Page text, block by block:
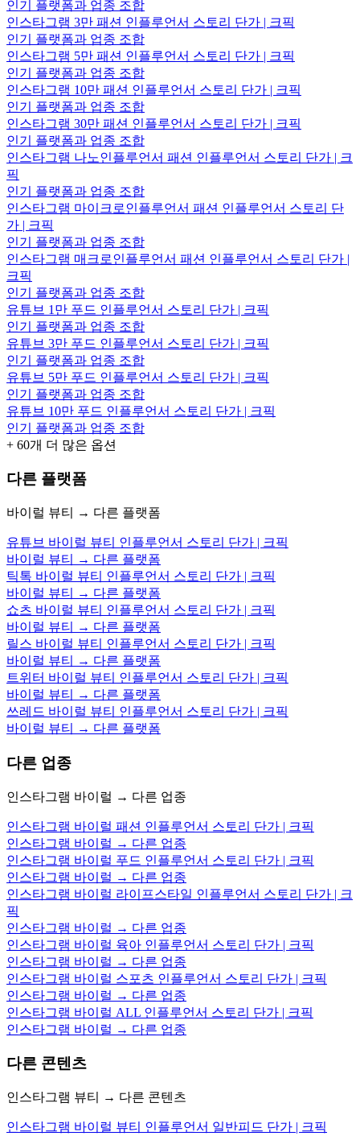
인기 플랫폼과 업종 조합
인스타그램 3만 패션 인플루언서 스토리 단가 | 크픽
인기 플랫폼과 업종 조합
인스타그램 5만 패션 인플루언서 스토리 단가 | 크픽
인기 플랫폼과 업종 조합
인스타그램 10만 패션 인플루언서 스토리 단가 | 크픽
인기 플랫폼과 업종 조합
인스타그램 30만 패션 인플루언서 스토리 단가 | 크픽
인기 플랫폼과 업종 조합
인스타그램 나노인플루언서 패션 인플루언서 스토리 단가 | 크
픽
인기 플랫폼과 업종 조합
인스타그램 마이크로인플루언서 패션 인플루언서 스토리 단
가 | 크픽
인기 플랫폼과 업종 조합
인스타그램 매크로인플루언서 패션 인플루언서 스토리 단가 |
크픽
인기 플랫폼과 업종 조합
유튜브 1만 푸드 인플루언서 스토리 단가 | 크픽
인기 플랫폼과 업종 조합
유튜브 3만 푸드 인플루언서 스토리 단가 | 크픽
인기 플랫폼과 업종 조합
유튜브 5만 푸드 인플루언서 스토리 단가 | 크픽
인기 플랫폼과 업종 조합
유튜브 10만 푸드 인플루언서 스토리 단가 | 크픽
인기 플랫폼과 업종 조합
+ 60개 더 많은 옵션
다른 플랫폼
바이럴 뷰티 → 다른 플랫폼
유튜브 바이럴 뷰티 인플루언서 스토리 단가 | 크픽
바이럴 뷰티 → 다른 플랫폼
틱톡 바이럴 뷰티 인플루언서 스토리 단가 | 크픽
바이럴 뷰티 → 다른 플랫폼
쇼츠 바이럴 뷰티 인플루언서 스토리 단가 | 크픽
바이럴 뷰티 → 다른 플랫폼
릴스 바이럴 뷰티 인플루언서 스토리 단가 | 크픽
바이럴 뷰티 → 다른 플랫폼
트위터 바이럴 뷰티 인플루언서 스토리 단가 | 크픽
바이럴 뷰티 → 다른 플랫폼
쓰레드 바이럴 뷰티 인플루언서 스토리 단가 | 크픽
바이럴 뷰티 → 다른 플랫폼
다른 업종
인스타그램 바이럴 → 다른 업종
인스타그램 바이럴 패션 인플루언서 스토리 단가 | 크픽
인스타그램 바이럴 → 다른 업종
인스타그램 바이럴 푸드 인플루언서 스토리 단가 | 크픽
인스타그램 바이럴 → 다른 업종
인스타그램 바이럴 라이프스타일 인플루언서 스토리 단가 | 크
픽
인스타그램 바이럴 → 다른 업종
인스타그램 바이럴 육아 인플루언서 스토리 단가 | 크픽
인스타그램 바이럴 → 다른 업종
인스타그램 바이럴 스포츠 인플루언서 스토리 단가 | 크픽
인스타그램 바이럴 → 다른 업종
인스타그램 바이럴 ALL 인플루언서 스토리 단가 | 크픽
인스타그램 바이럴 → 다른 업종
다른 콘텐츠
인스타그램 뷰티 → 다른 콘텐츠
인스타그램 바이럴 뷰티 인플루언서 일반피드 단가 | 크픽